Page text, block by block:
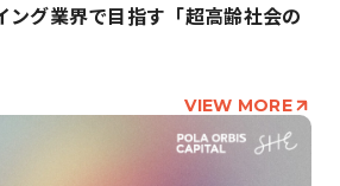
グ業界で目指す「超高齢社会の
VIEW MORE